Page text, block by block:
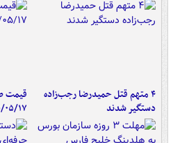
۴ متهم قتل حمیدرضا رجب‌زاده
دستگیر شدند
قیمت
۱۴۰۵/